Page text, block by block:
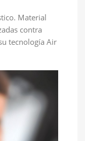
Material
contra
tecnología Air